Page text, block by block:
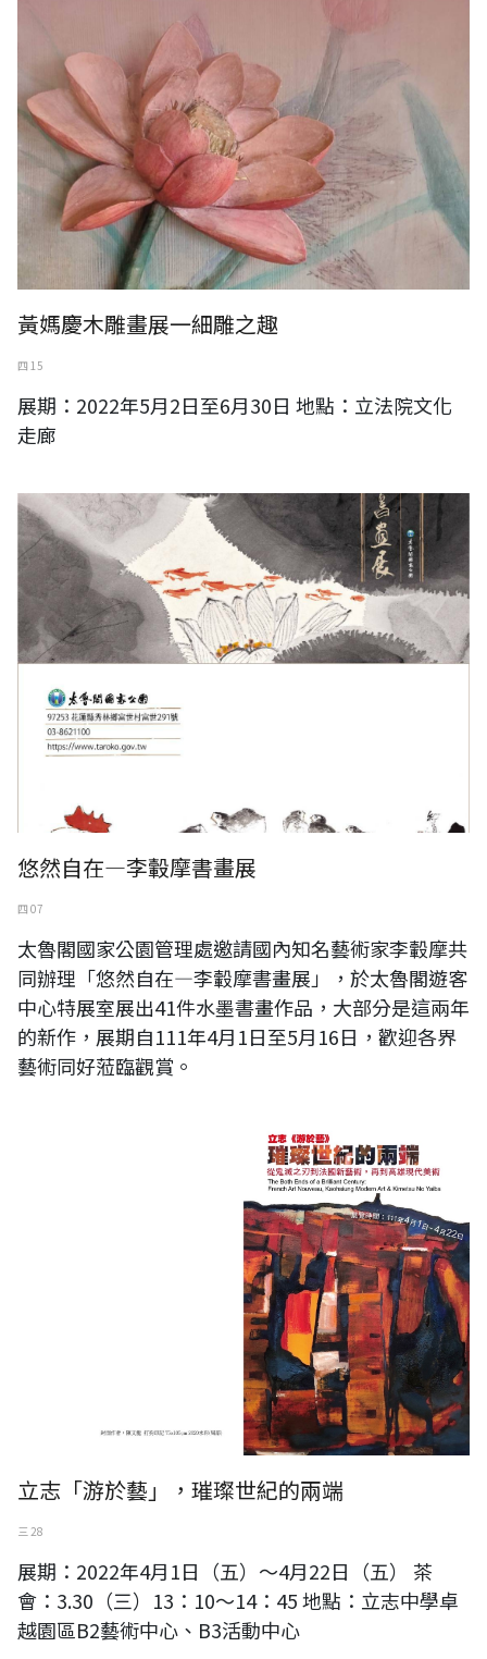
黃媽慶木雕畫展一細雕之趣
四 15
展期：2022年5月2日至6月30日 地點：立法院文化
走廊
悠然自在—李轂摩書畫展，太魯閣遊客中心展出至5月16日
悠然自在—李轂摩書畫展
四 07
太魯閣國家公園管理處邀請國內知名藝術家李轂摩共
同辦理「悠然自在—李轂摩書畫展」，於太魯閣遊客
中心特展室展出41件水墨書畫作品，大部分是這兩年
的新作，展期自111年4月1日至5月16日，歡迎各界
藝術同好蒞臨觀賞。
立志「游於藝」，璀璨世紀的兩端
三 28
展期：2022年4月1日（五）～4月22日（五） 茶
會：3.30（三）13：10～14：45 地點：立志中學卓
越園區B2藝術中心、B3活動中心